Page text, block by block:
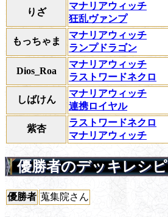
りざ
マナリアウィッチ
狂乱ヴァンプ
もっちゃま
マナリアウィッチ
ランプドラゴン
Dios_Roa
マナリアウィッチ
ラストワードネクロ
しばけん
マナリアウィッチ
連携ロイヤル
紫杏
ラストワードネクロ
マナリアウィッチ
優勝者のデッキレシピ
優勝者 蒐集院さん